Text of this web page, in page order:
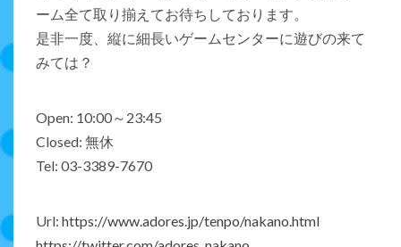
ーム全て取り揃えてお待ちしております。
是非一度、縦に細長いゲームセンターに遊びの来て
みては？
Open: 10:00～23:45
Closed: 無休
Tel: 03-3389-7670
Url: https://www.adores.jp/tenpo/nakano.html